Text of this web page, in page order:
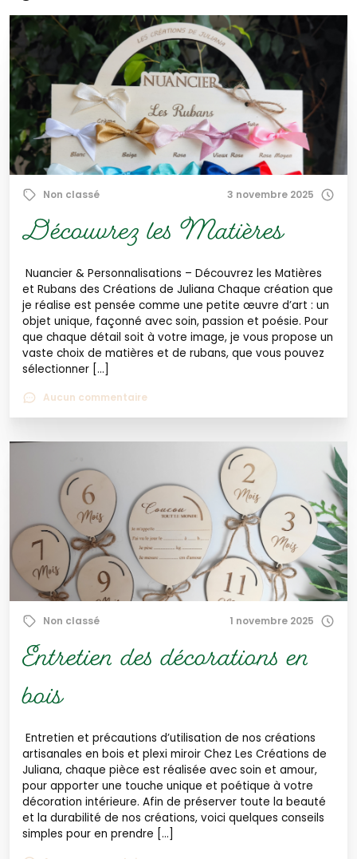
Non classé 3 novembre 2025
Découvrez les Matières
Nuancier & Personnalisations – Découvrez les Matières
et Rubans des Créations de Juliana Chaque création que
je réalise est pensée comme une petite œuvre d’art : un
objet unique, façonné avec soin, passion et poésie. Pour
que chaque détail soit à votre image, je vous propose un
vaste choix de matières et de rubans, que vous pouvez
sélectionner […]
Aucun commentaire
Non classé 1 novembre 2025
Entretien des décorations en
bois
Entretien et précautions d’utilisation de nos créations
artisanales en bois et plexi miroir Chez Les Créations de
Juliana, chaque pièce est réalisée avec soin et amour,
pour apporter une touche unique et poétique à votre
décoration intérieure. Afin de préserver toute la beauté
et la durabilité de nos créations, voici quelques conseils
simples pour en prendre […]